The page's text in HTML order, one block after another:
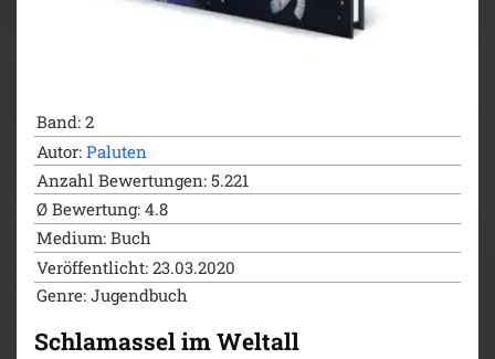
Band: 2
Autor: Paluten
Anzahl Bewertungen: 5.221
Ø Bewertung: 4.8
Medium: Buch
Veröffentlicht: 23.03.2020
Genre: Jugendbuch
Schlamassel im Weltall